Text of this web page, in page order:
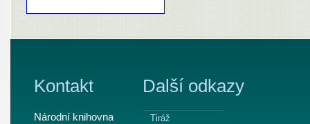
Kontakt
Národní knihovna
Další odkazy
Tiráž